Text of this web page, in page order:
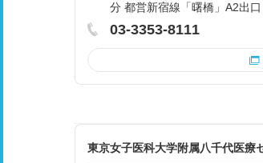
分 都営新宿線「曙橋」A2出
03-3353-8111
東京女子医科大学附属八千代医療